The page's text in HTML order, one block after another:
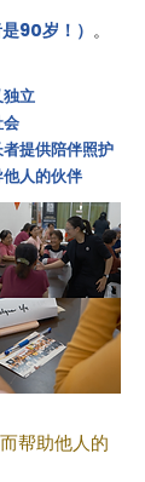
90岁！） 。
立
会
提供陪伴照护
人的伙伴
帮助他人的